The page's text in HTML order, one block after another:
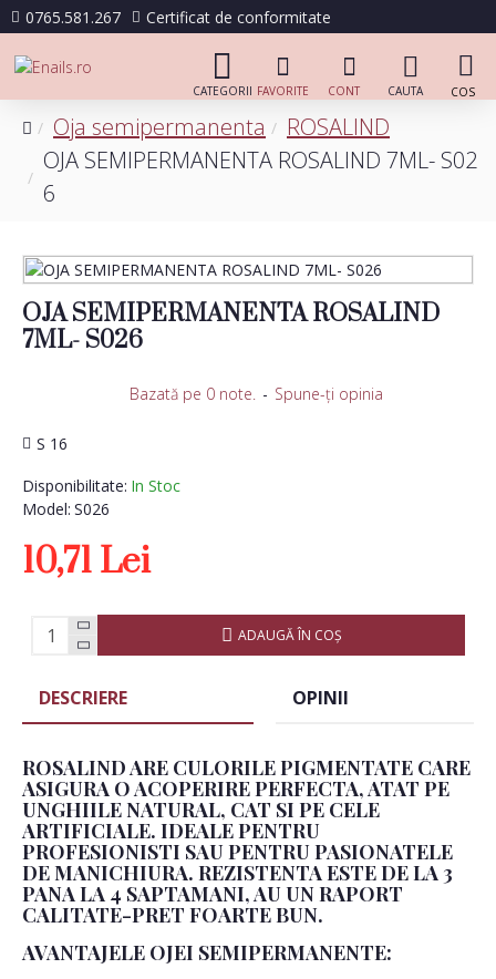
0765.581.267 Certificat de conformitate
Oja semipermanenta
ROSALIND
OJA SEMIPERMANENTA ROSALIND 7ML- S02
6
OJA SEMIPERMANENTA ROSALIND
7ML- S026
Disponibilitate: In Stoc
Model: S026
S 16
Bazată pe 0 note. - Spune-ţi opinia
10,71 Lei
ADAUGĂ ÎN COŞ
DESCRIERE OPINII
ROSALIND ARE CULORILE PIGMENTATE CARE
ASIGURA O ACOPERIRE PERFECTA, ATAT PE
UNGHIILE NATURAL, CAT SI PE CELE
ARTIFICIALE. IDEALE PENTRU
PROFESIONISTI SAU PENTRU PASIONATELE
DE MANICHIURA. REZISTENTA ESTE DE LA 3
PANA LA 4 SAPTAMANI, AU UN RAPORT
CALITATE-PRET FOARTE BUN.
AVANTAJELE OJEI SEMIPERMANENTE: